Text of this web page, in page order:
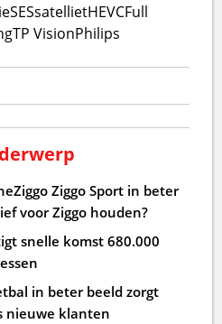
SESsatellietHEVCFull
TP VisionPhilips
Ziggo Sport in beter
voor Ziggo houden?
snelle komst 680.000
in beter beeld zorgt
nieuwe klanten